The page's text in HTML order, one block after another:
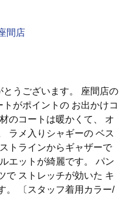
間店
とうございます。 座間店の
がポイントの お出かけコ
のコートは暖かくて、 オ
ラメ入りシャギーの ベス
トラインからギャザーで
エットが綺麗です。 パン
で ストレッチが効いた キ
。 〔スタッフ着用カラー/